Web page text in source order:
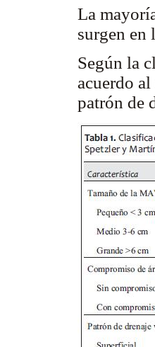
La
surgen en
Según la
acuerdo
patrón de